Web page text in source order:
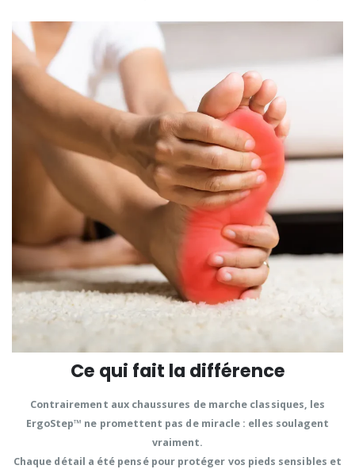
Ce qui fait la différence
Contrairement aux chaussures de marche classiques, les
ErgoStep™ ne promettent pas de miracle : elles soulagent
vraiment.
Chaque détail a été pensé pour protéger vos pieds sensibles et